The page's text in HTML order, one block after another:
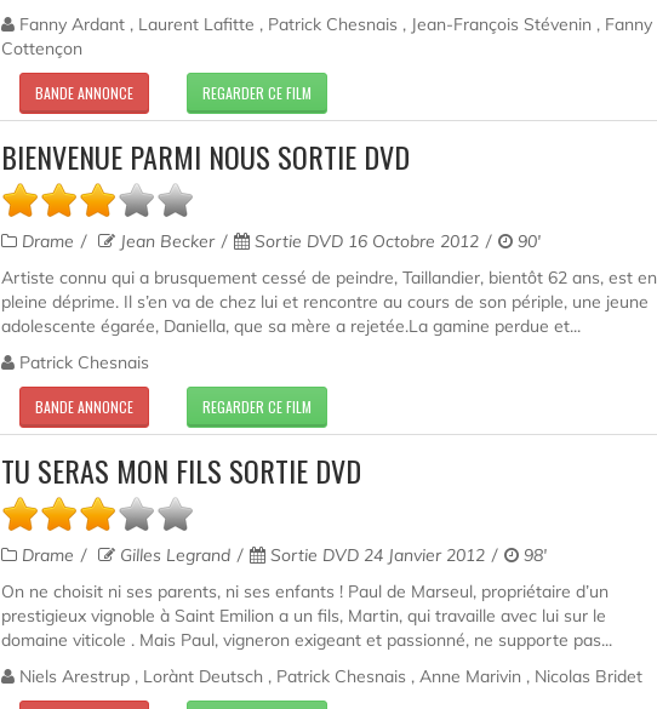
Fanny Ardant , Laurent Lafitte , Patrick Chesnais , Jean-François Stévenin , Fanny
Cottençon
BANDE ANNONCE REGARDER CE FILM
BIENVENUE PARMI NOUS SORTIE DVD
Drame Jean Becker Sortie DVD 16 Octobre 2012
90'
Artiste connu qui a brusquement cessé de peindre, Taillandier, bientôt 62 ans, est en
pleine déprime. Il s’en va de chez lui et rencontre au cours de son périple, une jeune
adolescente égarée, Daniella, que sa mère a rejetée.La gamine perdue et...
Patrick Chesnais
BANDE ANNONCE REGARDER CE FILM
TU SERAS MON FILS SORTIE DVD
Drame Gilles Legrand Sortie DVD 24 Janvier 2012
98'
On ne choisit ni ses parents, ni ses enfants ! Paul de Marseul, propriétaire d’un
prestigieux vignoble à Saint Emilion a un fils, Martin, qui travaille avec lui sur le
domaine viticole . Mais Paul, vigneron exigeant et passionné, ne supporte pas...
Niels Arestrup , Lorànt Deutsch , Patrick Chesnais , Anne Marivin , Nicolas Bridet